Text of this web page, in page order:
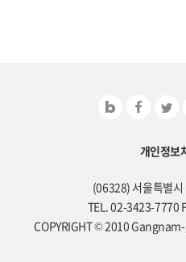
개인정보
(06328) 서울특별시
TEL. 02-3423-7770
COPYRIGHT © 2010